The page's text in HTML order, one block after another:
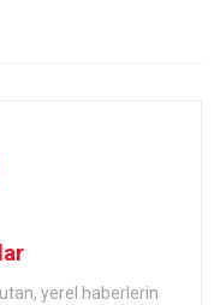
yerel haberlerin